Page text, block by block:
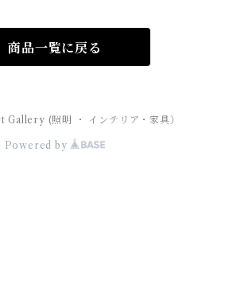
商品一覧に戻る
(照明 ・ インテリア・家具）
Powered by